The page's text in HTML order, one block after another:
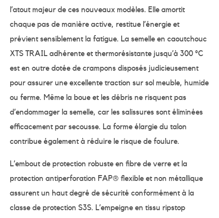
l’atout majeur de ces nouveaux modèles. Elle amortit
chaque pas de manière active, restitue l’énergie et
prévient sensiblement la fatigue. La semelle en caoutchouc
XTS TRAIL adhérente et thermorésistante jusqu’à 300 °C
est en outre dotée de crampons disposés judicieusement
pour assurer une excellente traction sur sol meuble, humide
ou ferme. Même la boue et les débris ne risquent pas
d’endommager la semelle, car les salissures sont éliminées
efficacement par secousse. La forme élargie du talon
contribue également à réduire le risque de foulure.
L’embout de protection robuste en fibre de verre et la
protection antiperforation FAP® flexible et non métallique
assurent un haut degré de sécurité conformément à la
classe de protection S3S. L’empeigne en tissu ripstop